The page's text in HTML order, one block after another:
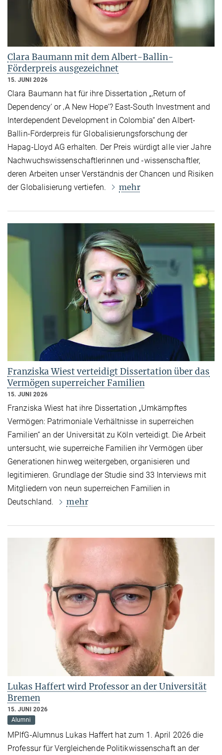
Clara Baumann mit dem Albert-Ballin-
Förderpreis ausgezeichnet
15. JUNI 2026
Clara Baumann hat für ihre Dissertation „‚Return of
Dependency‘ or ‚A New Hope‘? East-South Investment and
Interdependent Development in Colombia“ den Albert-
Ballin-Förderpreis für Globalisierungsforschung der
Hapag-Lloyd AG erhalten. Der Preis würdigt alle vier Jahre
Nachwuchswissenschaftlerinnen und -wissenschaftler,
deren Arbeiten unser Verständnis der Chancen und Risiken
der Globalisierung vertiefen.
mehr
Franziska Wiest verteidigt Dissertation über das
Vermögen superreicher Familien
15. JUNI 2026
Franziska Wiest hat ihre Dissertation „Umkämpftes
Vermögen: Patrimoniale Verhältnisse in superreichen
Familien“ an der Universität zu Köln verteidigt. Die Arbeit
untersucht, wie superreiche Familien ihr Vermögen über
Generationen hinweg weitergeben, organisieren und
legitimieren. Grundlage der Studie sind 33 Interviews mit
Mitgliedern von neun superreichen Familien in
Deutschland.
mehr
Lukas Haffert wird Professor an der Universität
Bremen
15. JUNI 2026
Alumni
MPIfG-Alumnus Lukas Haffert hat zum 1. April 2026 die
Professur für Vergleichende Politikwissenschaft an der